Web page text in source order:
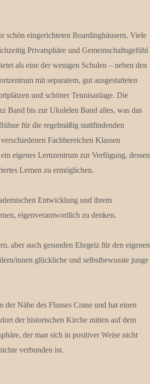
schön eingerichteten Boardinghäusern. Viele
Privatsphäre und Gemeinschaftsgefühl
als eine der wenigen Schulen – neben den
mit separatem, gut ausgestatteten
und schöner Tennisanlage. Die
Band bis zur Ukulelen Band alles, was das
für die regelmäßig stattfindenden
Fachbereichen Klassen
eigenes Lernzentrum zur Verfügung, dessen
Lernen zu ermöglichen.
Entwicklung und ihrem
eigenverantwortlich zu denken.
aber auch gesunden Ehrgeiz für den eigenen
innen glückliche und selbstbewusste junge
Nähe des Flusses Crane und hat einen
der historischen Kirche mitten auf dem
der man sich in positiver Weise nicht
verbunden ist.